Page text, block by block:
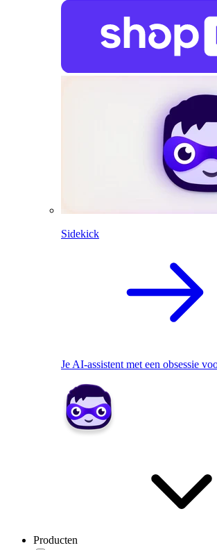
Sidekick
Je AI-assistent met een obsessie
Producten